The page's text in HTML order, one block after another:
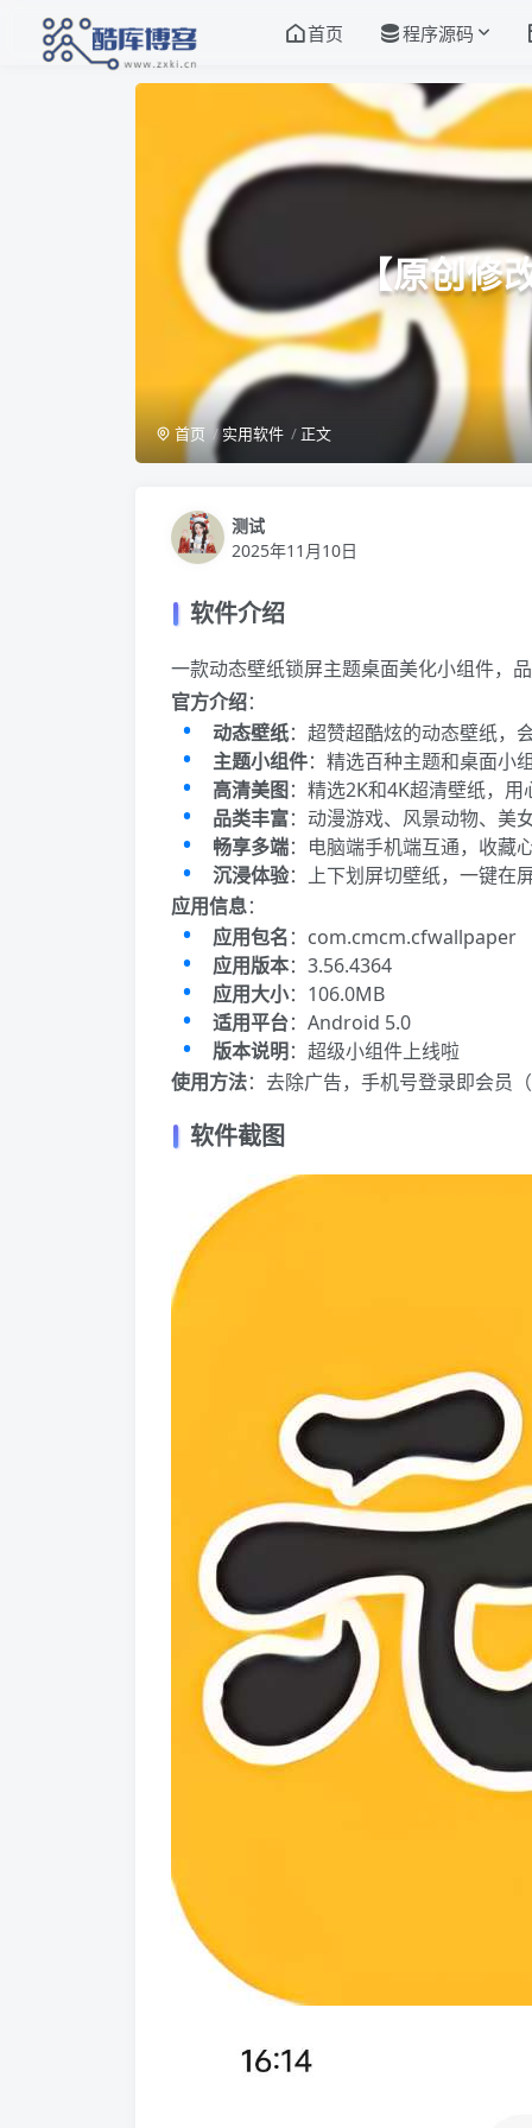
首页 程序源码
【原创修
首页 实用软件 正文
测试
2025年11月10日
软件介绍
一款动态壁纸锁屏主题桌面美化小组件，
官方介绍：
动态壁纸：超赞超酷炫的动态壁纸，
主题小组件：精选百种主题和桌面小
高清美图：精选2K和4K超清壁纸，
品类丰富：动漫游戏、风景动物、美
畅享多端：电脑端手机端互通，收藏
沉浸体验：上下划屏切壁纸，一键在
应用信息：
应用包名：com.cmcm.cfwallpaper
应用版本：3.56.4364
应用大小：106.0MB
适用平台：Android 5.0
版本说明：超级小组件上线啦
使用方法：去除广告，手机号登录即会员
软件截图